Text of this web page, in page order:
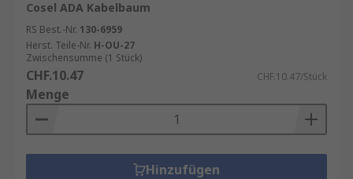
Cosel ADA Kabelbaum
RS Best.-Nr. 130-6959
Herst. Teile-Nr. H-OU-27
Zwischensumme (1 Stück)
CHF.10.47 CHF.10.47/Stück
Menge
Hinzufügen